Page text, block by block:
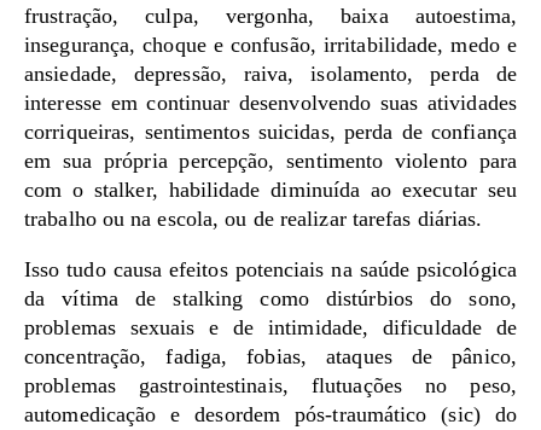
frustração, culpa, vergonha, baixa autoestima,
insegurança, choque e confusão, irritabilidade, medo e
ansiedade, depressão, raiva, isolamento, perda de
interesse em continuar desenvolvendo suas atividades
corriqueiras, sentimentos suicidas, perda de confiança
em sua própria percepção, sentimento violento para
com o stalker, habilidade diminuída ao executar seu
trabalho ou na escola, ou de realizar tarefas diárias.
Isso tudo causa efeitos potenciais na saúde psicológica
da vítima de stalking como distúrbios do sono,
problemas sexuais e de intimidade, dificuldade de
concentração, fadiga, fobias, ataques de pânico,
problemas gastrointestinais, flutuações no peso,
automedicação e desordem pós-traumático (sic) do